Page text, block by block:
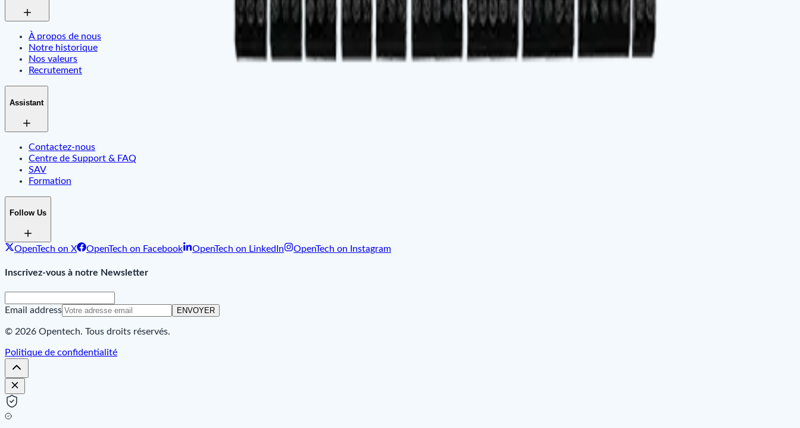
À propos de nous
Notre historique
Nos valeurs
Recrutement
Assistant
Contactez-nous
Centre de Support & FAQ
SAV
Formation
Follow Us
OpenTech on X OpenTech on Facebook OpenTech on LinkedIn OpenTech on Instagram
Inscrivez-vous à notre Newsletter
Email address ENVOYER
© 2026 Opentech. Tous droits réservés.
Politique de confidentialité